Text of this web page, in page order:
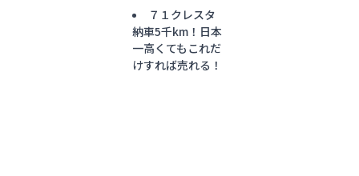
７１クレスタ
納車5千km！日本
一高くてもこれだ
けすれば売れる！